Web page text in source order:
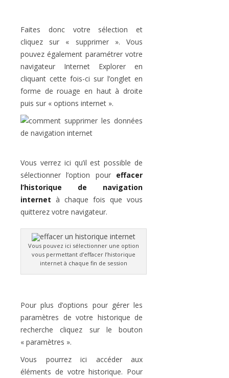
Faites donc votre sélection et
cliquez sur « supprimer ». Vous
pouvez également paramétrer votre
navigateur Internet Explorer en
cliquant cette fois-ci sur l’onglet en
forme de rouage en haut à droite
puis sur « options internet ».
Vous verrez ici qu’il est possible de
sélectionner l’option pour effacer
l’historique de navigation
internet à chaque fois que vous
quitterez votre navigateur.
Vous pouvez ici sélectionner une option
vous permettant d’effacer l’historique
internet à chaque fin de session
Pour plus d’options pour gérer les
paramètres de votre historique de
recherche cliquez sur le bouton
« paramètres ».
Vous pourrez ici accéder aux
éléments de votre historique. Pour